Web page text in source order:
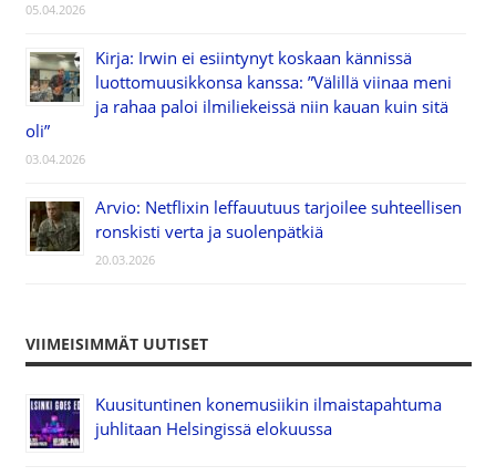
05.04.2026
Kirja: Irwin ei esiintynyt koskaan kännissä
luottomuusikkonsa kanssa: ”Välillä viinaa meni
ja rahaa paloi ilmiliekeissä niin kauan kuin sitä
oli”
03.04.2026
Arvio: Netflixin leffauutuus tarjoilee suhteellisen
ronskisti verta ja suolenpätkiä
20.03.2026
VIIMEISIMMÄT UUTISET
Kuusituntinen konemusiikin ilmaistapahtuma
juhlitaan Helsingissä elokuussa